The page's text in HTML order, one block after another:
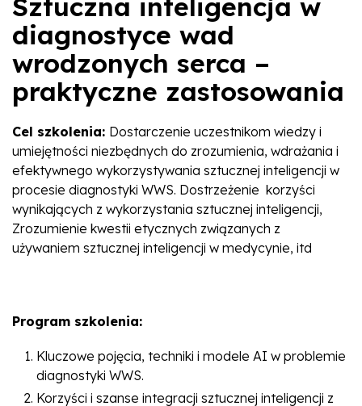
diagnostyce wad
wrodzonych serca –
praktyczne zastosowania
Cel szkolenia: Dostarczenie uczestnikom wiedzy i
umiejętności niezbędnych do zrozumienia, wdrażania i
efektywnego wykorzystywania sztucznej inteligencji w
procesie diagnostyki WWS. Dostrzeżenie korzyści
wynikających z wykorzystania sztucznej inteligencji,
Zrozumienie kwestii etycznych związanych z
używaniem sztucznej inteligencji w medycynie, itd
Program szkolenia:
Kluczowe pojęcia, techniki i modele AI w problemie
diagnostyki WWS.
Korzyści i szanse integracji sztucznej inteligencji z